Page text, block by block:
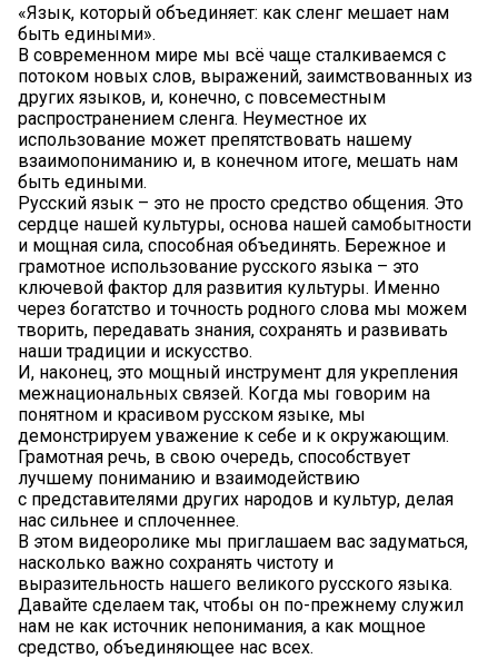
«Язык, который объединяет: как сленг мешает нам
быть едиными».
В современном мире мы всё чаще сталкиваемся с
потоком новых слов, выражений, заимствованных из
других языков, и, конечно, с повсеместным
распространением сленга. Неуместное их
использование может препятствовать нашему
взаимопониманию и, в конечном итоге, мешать нам
быть едиными.
Русский язык – это не просто средство общения. Это
сердце нашей культуры, основа нашей самобытности
и мощная сила, способная объединять. Бережное и
грамотное использование русского языка – это
ключевой фактор для развития культуры. Именно
через богатство и точность родного слова мы можем
творить, передавать знания, сохранять и развивать
наши традиции и искусство.
И, наконец, это мощный инструмент для укрепления
межнациональных связей. Когда мы говорим на
понятном и красивом русском языке, мы
демонстрируем уважение к себе и к окружающим.
Грамотная речь, в свою очередь, способствует
лучшему пониманию и взаимодействию
с представителями других народов и культур, делая
нас сильнее и сплоченнее.
В этом видеоролике мы приглашаем вас задуматься,
насколько важно сохранять чистоту и
выразительность нашего великого русского языка.
Давайте сделаем так, чтобы он по-прежнему служил
нам не как источник непонимания, а как мощное
средство, объединяющее нас всех.